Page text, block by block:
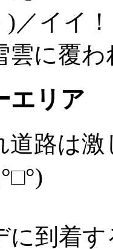
)／イイ
雲に覆
エリア
道路は
に到着